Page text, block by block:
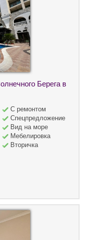
Берега в
С ремонтом
Спецпредложение
Вид на море
Мебелировка
Вторичка